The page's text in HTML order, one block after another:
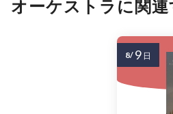
オーケストラに関
8/ 9 日